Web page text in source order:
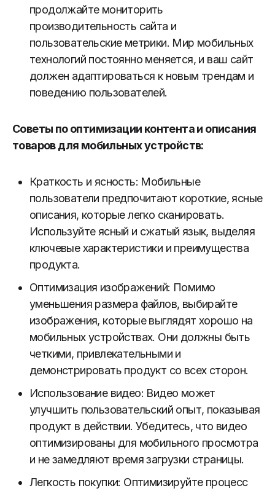
продолжайте мониторить
производительность сайта и
пользовательские метрики. Мир мобильных
технологий постоянно меняется, и ваш сайт
должен адаптироваться к новым трендам и
поведению пользователей.
Советы по оптимизации контента и описания
товаров для мобильных устройств:
Краткость и ясность: Мобильные
пользователи предпочитают короткие, ясные
описания, которые легко сканировать.
Используйте ясный и сжатый язык, выделяя
ключевые характеристики и преимущества
продукта.
Оптимизация изображений: Помимо
уменьшения размера файлов, выбирайте
изображения, которые выглядят хорошо на
мобильных устройствах. Они должны быть
четкими, привлекательными и
демонстрировать продукт со всех сторон.
Использование видео: Видео может
улучшить пользовательский опыт, показывая
продукт в действии. Убедитесь, что видео
оптимизированы для мобильного просмотра
и не замедляют время загрузки страницы.
Легкость покупки: Оптимизируйте процесс